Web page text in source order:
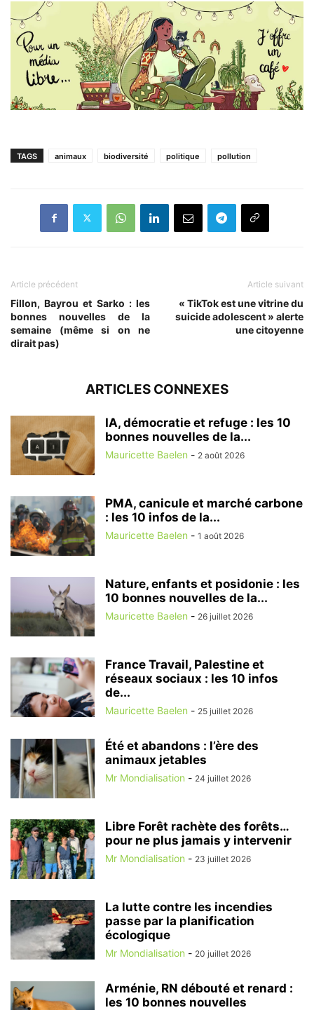
TAGS animaux biodiversité politique pollution
Article précédent
Fillon, Bayrou et Sarko : les
bonnes nouvelles de la
semaine (même si on ne
dirait pas)
Article suivant
« TikTok est une vitrine du
suicide adolescent » alerte
une citoyenne
ARTICLES CONNEXES
IA, démocratie et refuge : les 10
bonnes nouvelles de la...
Mauricette Baelen - 2 août 2026
PMA, canicule et marché carbone
: les 10 infos de la...
Mauricette Baelen - 1 août 2026
Nature, enfants et posidonie : les
10 bonnes nouvelles de la...
Mauricette Baelen - 26 juillet 2026
France Travail, Palestine et
réseaux sociaux : les 10 infos
de...
Mauricette Baelen - 25 juillet 2026
Été et abandons : l’ère des
animaux jetables
Mr Mondialisation - 24 juillet 2026
Libre Forêt rachète des forêts…
pour ne plus jamais y intervenir
Mr Mondialisation - 23 juillet 2026
La lutte contre les incendies
passe par la planification
écologique
Mr Mondialisation - 20 juillet 2026
Arménie, RN débouté et renard :
les 10 bonnes nouvelles